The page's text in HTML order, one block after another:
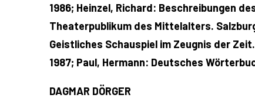
1986; Heinzel, Richard: Beschreibungen
Theaterpublikum des Mittelalters.
Geistliches Schauspiel im Zeugnis der
1987; Paul, Hermann: Deutsches
DAGMAR DÖRGER